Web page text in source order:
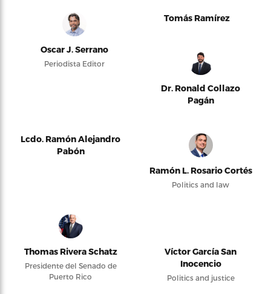
Oscar J. Serrano
Periodista Editor
Tomás Ramírez
Dr. Ronald Collazo
Pagán
Lcdo. Ramón Alejandro
Pabón
Ramón L. Rosario Cortés
Politics and law
Thomas Rivera Schatz
Presidente del Senado de
Puerto Rico
Víctor García San
Inocencio
Politics and justice